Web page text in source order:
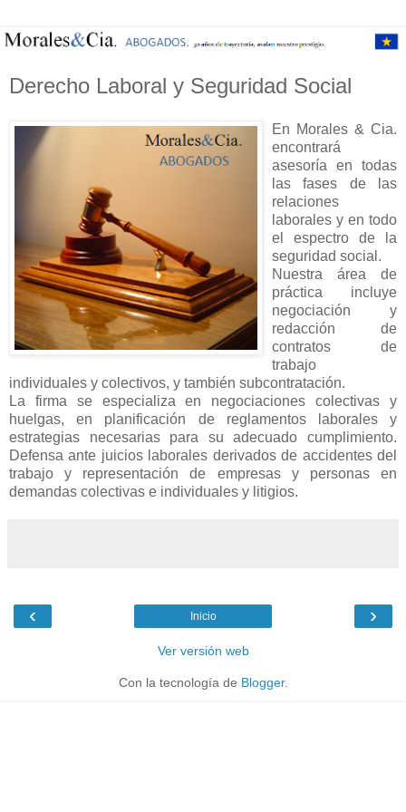
Derecho Laboral y Seguridad Social
En Morales & Cia.
encontrará
asesoría en todas
las fases de las
relaciones
laborales y en todo
el espectro de la
seguridad social.
Nuestra área de
práctica incluye
negociación y
redacción de
contratos de
trabajo
individuales y colectivos, y también subcontratación.
La firma se especializa en negociaciones colectivas y
huelgas, en planificación de reglamentos laborales y
estrategias necesarias para su adecuado cumplimiento.
Defensa ante juicios laborales derivados de accidentes del
trabajo y representación de empresas y personas en
demandas colectivas e individuales y litigios.
‹ ›
Inicio
Ver versión web
Con la tecnología de Blogger.